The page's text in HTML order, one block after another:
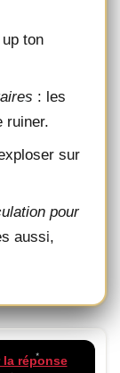
ton
: les
ruiner.
sur
pour
aussi,
réponse